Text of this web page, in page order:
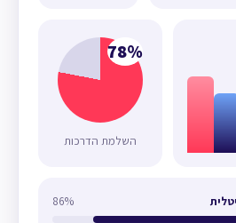
78%
השלמת הדרכות
86%